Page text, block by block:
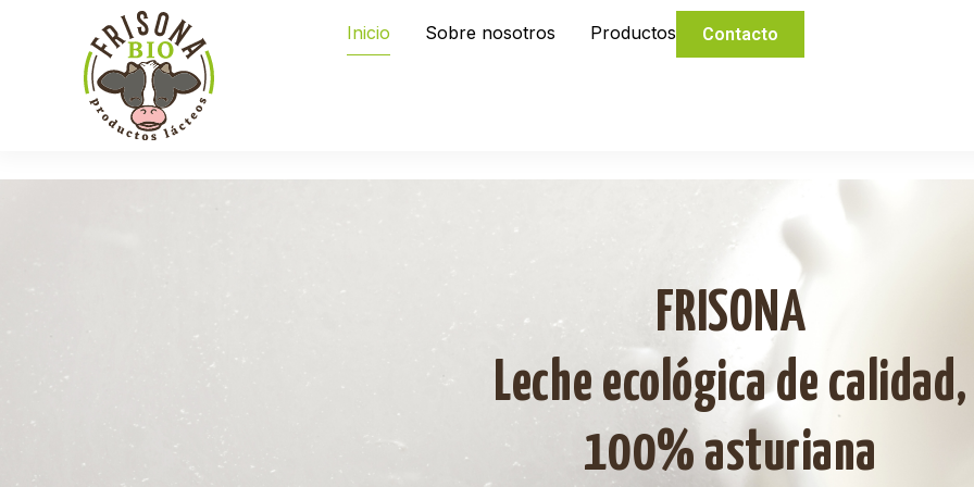
Inicio Sobre nosotros Productos Contacto
FRISONA
Leche ecológica de calidad,
100% asturiana